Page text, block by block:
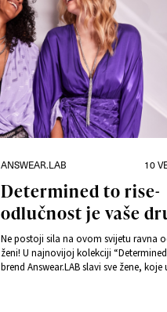
ANSWEAR.LAB
dana
10
Determined to rise-
odlučnost je vaše
ime!
Ne postoji sila na ovom svijetu ravna
ženi! U najnovijoj kolekciji
brend Answear.LAB slavi sve žene, koje